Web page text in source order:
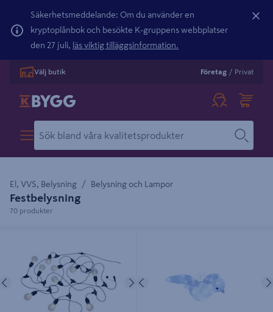
Säkerhetsmeddelande: Om du använder en
kryptoplånbok och besökte K-gruppens webbplatser
den 27 juli, läs viktig tilläggsinformation.
Välj butik Företag / Privat
El, VVS, Belysning Belysning och Lampor
Festbelysning
70 produkter
Föregående NästaFöregående